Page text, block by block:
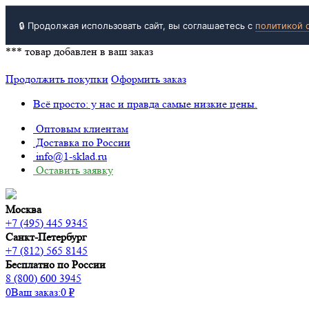
🔒 Продолжая использовать сайт, вы соглашаетесь с политикой
*** товар добавлен в ваш заказ
Продолжить покупки Оформить заказ
Всё просто: у нас и правда самые низкие цены.
Оптовым клиентам
Доставка по России
info@1-sklad.ru
Оставить заявку
Москва
+7 (495) 445 9345
Санкт-Петербург
+7 (812) 565 8145
Бесплатно по России
8 (800) 600 3945
0Ваш заказ:0 ₽